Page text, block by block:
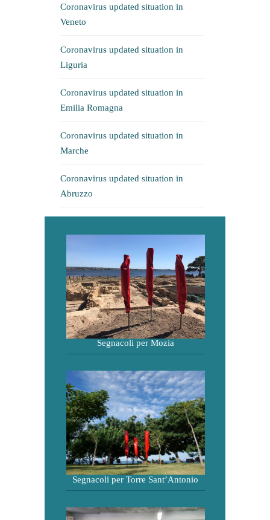
Coronavirus updated situation in
Veneto
Coronavirus updated situation in
Liguria
Coronavirus updated situation in
Emilia Romagna
Coronavirus updated situation in
Marche
Coronavirus updated situation in
Abruzzo
Segnacoli per Mozia
Segnacoli per Torre Sant’Antonio